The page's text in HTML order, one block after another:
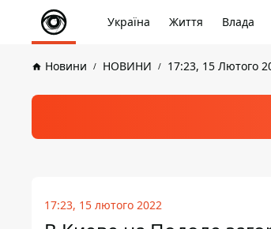
Україна Життя Влада
Новини НОВИНИ 17:23, 15 Лютого
17:23, 15 лютого 2022